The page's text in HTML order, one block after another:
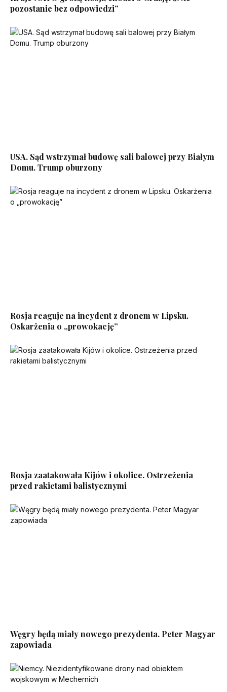
pozostanie bez odpowiedzi”
USA. Sąd wstrzymał budowę sali balowej przy Białym
Domu. Trump oburzony
Rosja reaguje na incydent z dronem w Lipsku.
Oskarżenia o „prowokację”
Rosja zaatakowała Kijów i okolice. Ostrzeżenia
przed rakietami balistycznymi
Węgry będą miały nowego prezydenta. Peter Magyar
zapowiada